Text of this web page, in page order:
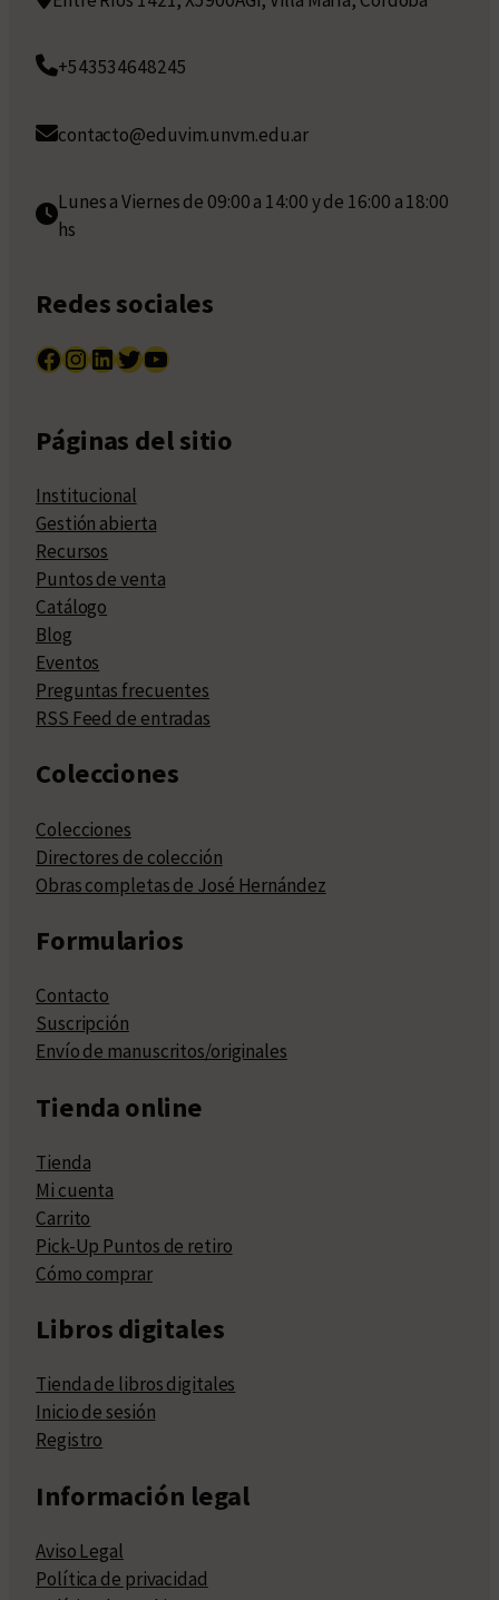
+543534648245
contacto@eduvim.unvm.edu.ar
Lunes a Viernes de 09:00 a 14:00 y de 16:00 a 18:00
hs
Redes sociales
Facebook InstagramLinkedIn Twitter YouTube
Páginas del sitio
Institucional
Gestión abierta
Recursos
Puntos de venta
Catálogo
Blog
Eventos
Preguntas frecuentes
RSS Feed de entradas
Colecciones
Colecciones
Directores de colección
Obras completas de José Hernández
Formularios
Contacto
Suscripción
Envío de manuscritos/originales
Tienda online
Tienda
Mi cuenta
Carrito
Pick-Up Puntos de retiro
Cómo comprar
Libros digitales
Tienda de libros digitales
Inicio de sesión
Registro
Información legal
Aviso Legal
Política de privacidad